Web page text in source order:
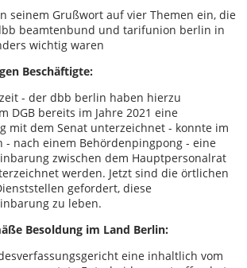
seinem Grußwort auf vier Themen ein, die
beamtenbund und tarifunion berlin in
wichtig waren
Beschäftigte:
- der dbb berlin haben hierzu
DGB bereits im Jahre 2021 eine
mit dem Senat unterzeichnet - konnte im
- nach einem Behördenpingpong - eine
zwischen dem Hauptpersonalrat
werden. Jetzt sind die örtlichen
gefordert, diese
zu leben.
Besoldung im Land Berlin:
eine inhaltlich vom